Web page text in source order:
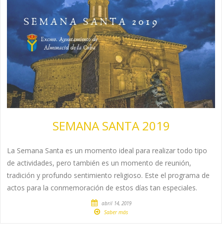
SEMANA SANTA 2019
La Semana Santa es un momento ideal para realizar todo tipo
de actividades, pero también es un momento de reunión,
tradición y profundo sentimiento religioso. Este el programa de
actos para la conmemoración de estos días tan especiales.
abril 14, 2019
Saber más